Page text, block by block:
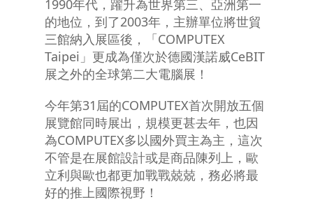
1990年代，躍升為世界第三、亞洲第一
的地位，到了2003年，主辦單位將世貿
三館納入展區後，「COMPUTEX
Taipei」更成為僅次於德國漢諾威CeBIT
展之外的全球第二大電腦展！
今年第31屆的COMPUTEX首次開放五個
展覽館同時展出，規模更甚去年，也因
為COMPUTEX多以國外買主為主，這次
不管是在展館設計或是商品陳列上，歐
立利與歐也都更加戰戰兢兢，務必將最
好的推上國際視野！